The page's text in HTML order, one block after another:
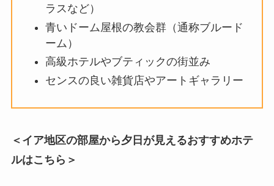
ラスなど）
青いドーム屋根の教会群（通称ブルード
ーム）
高級ホテルやブティックの街並み
センスの良い雑貨店やアートギャラリー
＜イア地区の部屋から夕日が見えるおすすめホテ
ルはこちら＞